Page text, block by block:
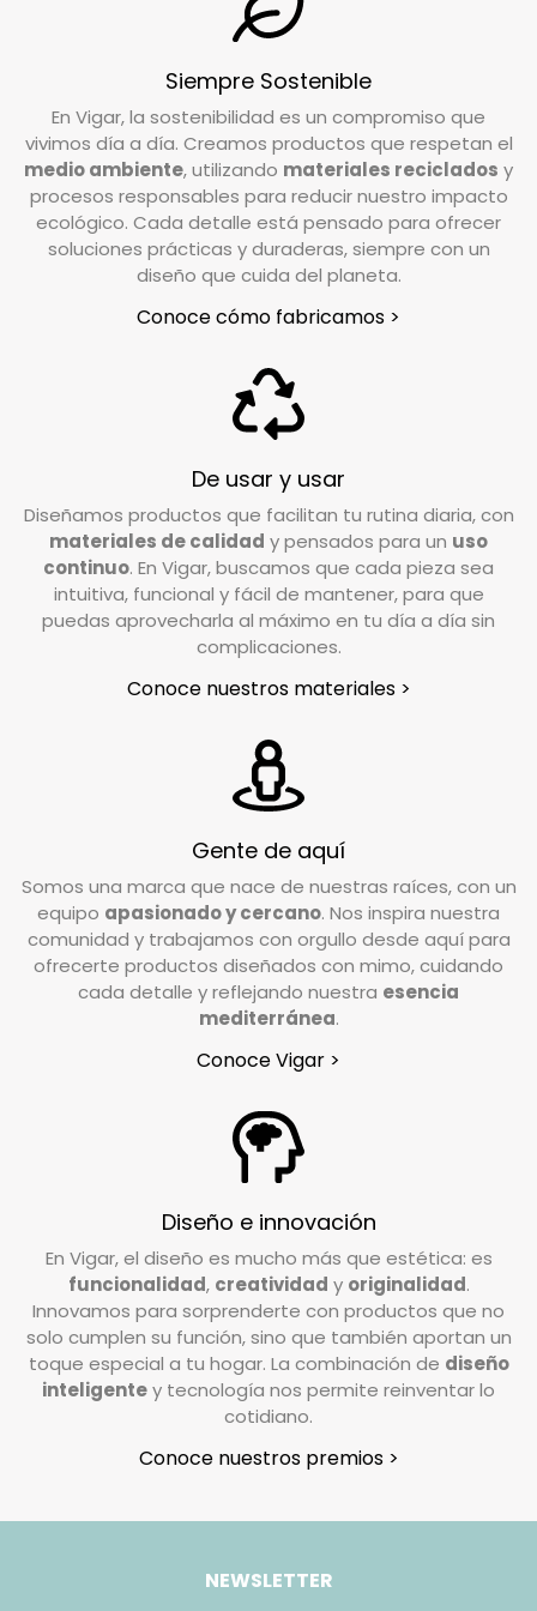
¿Cuál es el plazo de devolución de mi pedido?
Tienes un plazo de 15 días desde que recibes tu
pedido para solicitar la devolución. Si tienes
alguna duda o necesitas realizar la solicitud,
nuestro equipo de Atención al Cliente está a tu
disposición para ayudarte.
Escríbenos ainfo@vigar.com , y estaremos
encantados de asistirte con lo que necesites.
Si tu pedido está dentro del plazo establecido
(15 días hábiles), puedes efectuar la devolución
poniéndote en contacto con nuestro servicio
de Atención al Cliente. Escríbenos a
info@vigar.com, y estaremos encantados de
ayudarte.
En un plazo aproximado de 24/48h horas desde
transportista se pondrá en contacto contigo
para coordinar la recogida en el lugar indicado
en el formulario de devoluciones.
¿En qué condiciones debo devolver el pedido?
Valoramos cada caso de forma individual, pero
como norma general, el producto debe
devolverse en su estado y embalaje original. No
debe estar usado ni estropeado, y debe
conservar las etiquetas y los complementos
incluidos en la caja.
En Vigar, valoramos la confianza que depositas
en nosotros al elegir nuestros productos. Por
ello, trabajamos para garantizar su
el coste de envío deberá ser abonado por el
cliente, excepto en casos de pedidos
incompletos o artículos defectuosos, donde los
gastos de devolución serán asumidos por
nosotros.
sencilla posible. Solo necesitas:
Usar la caja original en la que recibiste el
Siempre Sostenible
En Vigar, la sostenibilidad es un compromiso que
vivimos día a día. Creamos productos que respetan el
medio ambiente, utilizando materiales reciclados y
procesos responsables para reducir nuestro impacto
ecológico. Cada detalle está pensado para ofrecer
soluciones prácticas y duraderas, siempre con un
diseño que cuida del planeta.
Conoce cómo fabricamos >
De usar y usar
Diseñamos productos que facilitan tu rutina diaria, con
materiales de calidad y pensados para un uso
continuo. En Vigar, buscamos que cada pieza sea
intuitiva, funcional y fácil de mantener, para que
puedas aprovecharla al máximo en tu día a día sin
complicaciones.
Conoce nuestros materiales >
Gente de aquí
Somos una marca que nace de nuestras raíces, con un
equipo apasionado y cercano. Nos inspira nuestra
comunidad y trabajamos con orgullo desde aquí para
ofrecerte productos diseñados con mimo, cuidando
cada detalle y reflejando nuestra esencia
mediterránea.
Conoce Vigar >
Diseño e innovación
En Vigar, el diseño es mucho más que estética: es
funcionalidad, creatividad y originalidad.
Innovamos para sorprenderte con productos que no
solo cumplen su función, sino que también aportan un
toque especial a tu hogar. La combinación de diseño
inteligentey tecnología nos permite reinventar lo
cotidiano.
Conoce nuestros premios >
NEWSLETTER